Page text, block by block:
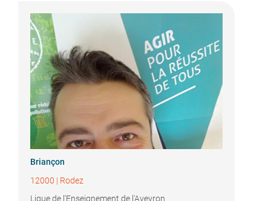
Briançon
12000 | Rodez
Ligue de l'Enseignement de l'Aveyron